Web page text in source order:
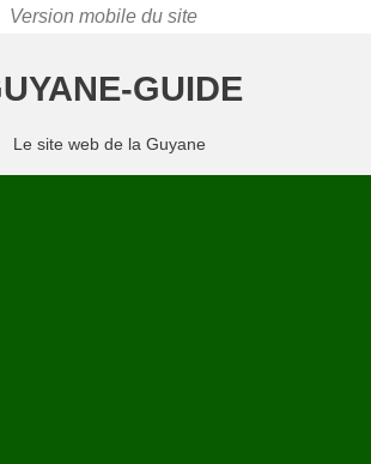
GUIDE
Le site web de la Guyane